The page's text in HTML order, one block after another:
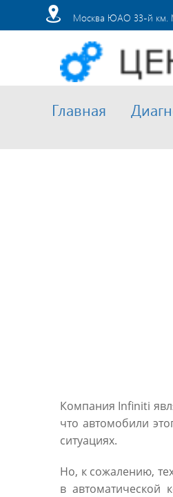
Москва ЮАО 33-й км.
Главная
Компания Infiniti
что автомобили
ситуациях.
Но, к сожалению,
в автоматической